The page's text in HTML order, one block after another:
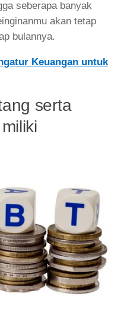
seberapa banyak
akan tetap
bulannya.
Keuangan untuk
serta